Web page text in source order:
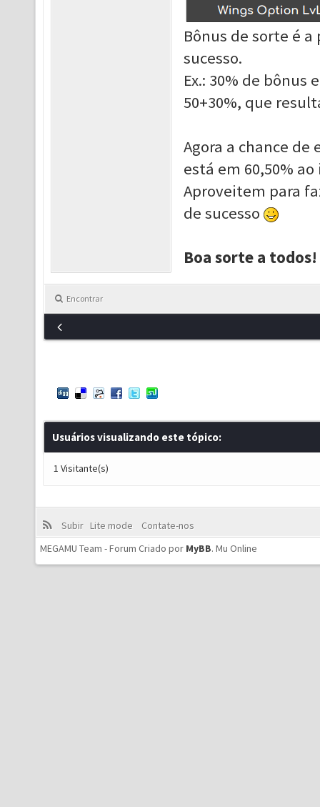
Bônus de sorte é
sucesso.
Ex.: 30% de bônus
50+30%, que
Agora a chance
está em 60,50% ao
Aproveitem para
de sucesso
Boa sorte a todos!
Encontrar
Usuários visualizando este tópico:
1 Visitante(s)
Subir Lite mode
Contate-nos
MEGAMU Team - Forum Criado por MyBB. Mu Online